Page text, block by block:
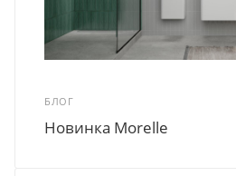
БЛОГ
Новинка Morelle